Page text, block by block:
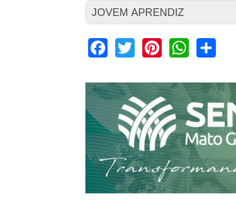
JOVEM APRENDIZ
Facebook
Twitter PinterestWhatsApp